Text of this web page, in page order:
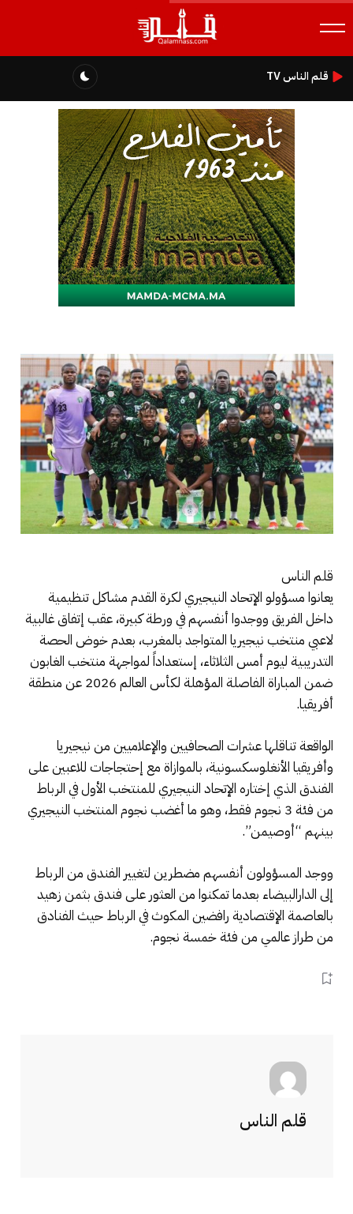
قلم الناس TV
قلم الناس
يعانوا مسؤولو الإتحاد النيجيري لكرة القدم مشاكل تنظيمية
داخل الفريق ووجدوا أنفسهم في ورطة كبيرة، عقب إتفاق غالبية
لاعبي منتخب نيجيريا المتواجد بالمغرب، بعدم خوض الحصة
التدريبية ليوم أمس الثلاثاء، إستعداداً لمواجهة منتخب الغابون
ضمن المباراة الفاصلة المؤهلة لكأس العالم 2026 عن منطقة
أفريقيا.
الواقعة تناقلها عشرات الصحافيين والإعلاميين من نيجيريا
وأفريقيا الأنغلوسكسونية، بالموازاة مع إحتجاجات للاعبين على
الفندق الذي إختاره الإتحاد النيجيري للمنتخب الأول في الرباط
من فئة 3 نجوم فقط، وهو ما أغضب نجوم المنتخب النيجيري
بينهم “أوصيمن”.
ووجد المسؤولون أنفسهم مضطرين لتغيير الفندق من الرباط
إلى الدارالبيضاء بعدما تمكنوا من العثور على فندق بثمن زهيد
بالعاصمة الإقتصادية رافضين المكوث في الرباط حيث الفنادق
من طراز عالمي من فئة خمسة نجوم.
قلم الناس